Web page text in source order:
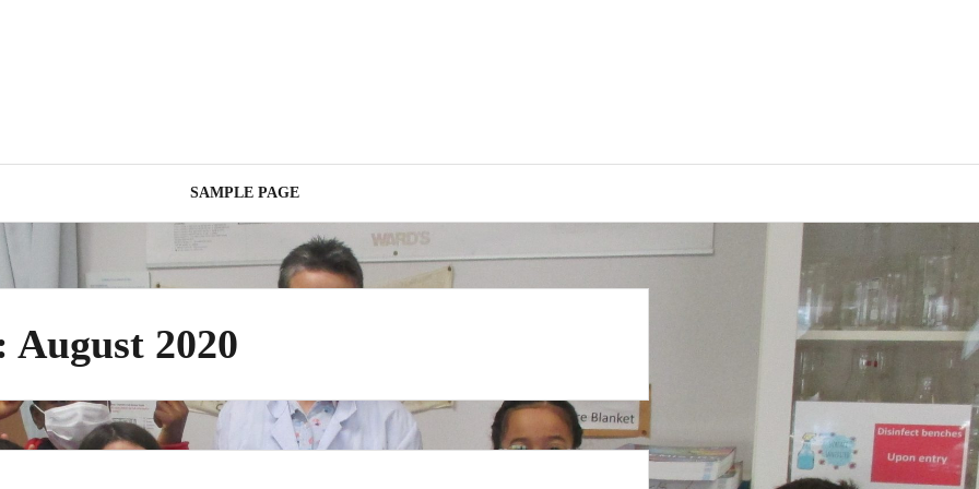
SAMPLE PAGE
August 2020